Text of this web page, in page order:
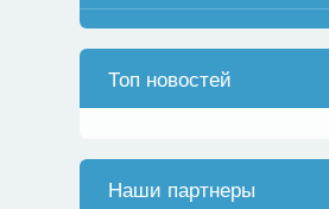
Топ новостей
Наши партнеры